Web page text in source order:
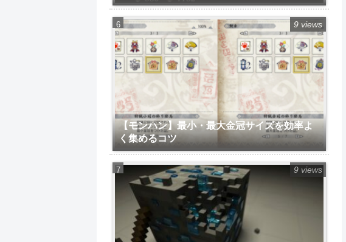
【モンハン】最小・最大金冠サイズを効率よ
く集めるコツ
9 views
9 views